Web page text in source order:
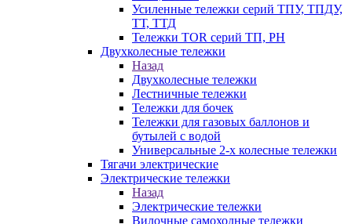
Усиленные тележки серий ТПУ, ТПДУ,
ТТ, ТТД
Тележки TOR серий ТП, PH
Двухколесные тележки
Назад
Двухколесные тележки
Лестничные тележки
Тележки для бочек
Тележки для газовых баллонов и
бутылей с водой
Универсальные 2-х колесные тележки
Тягачи электрические
Электрические тележки
Назад
Электрические тележки
Вилочные самоходные тележки